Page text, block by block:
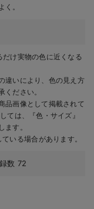
。
け実物の色に近くなる
違いにより、色の見え方
ださい。
品画像として掲載されて
ては、『色・サイズ』
す。
いる場合があります。
数 72